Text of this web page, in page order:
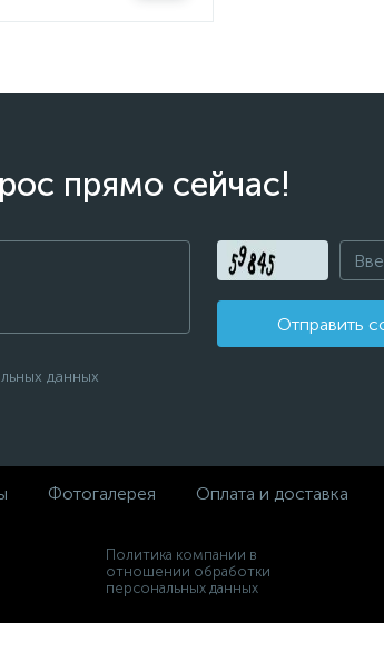
прямо сейчас!
Отправить
данных
Фотогалерея Оплата и доставка
Политика компании в
отношении обработки
персональных данных